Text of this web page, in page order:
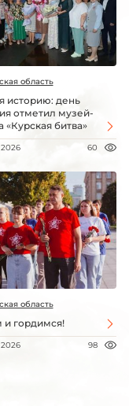
область
историю: день
отметил музей-
«Курская битва»
60
область
гордимся!
98